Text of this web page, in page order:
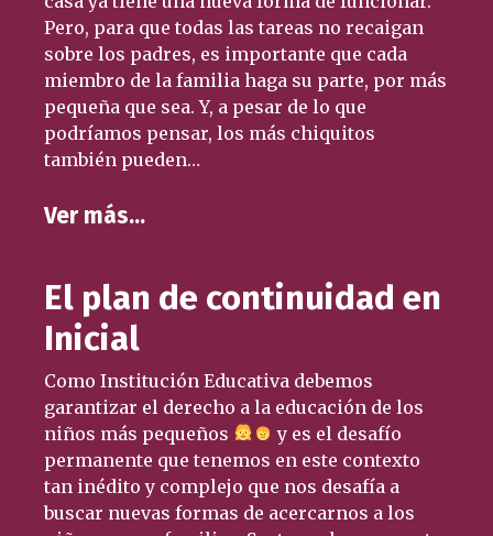
Pero, para que todas las tareas no recaigan
sobre los padres, es importante que cada
miembro de la familia haga su parte, por más
pequeña que sea. Y, a pesar de lo que
podríamos pensar, los más chiquitos
también pueden…
Ver más…
El plan de continuidad en
Inicial
Como Institución Educativa debemos
garantizar el derecho a la educación de los
niños más pequeños
y es el desafío
permanente que tenemos en este contexto
tan inédito y complejo que nos desafía a
buscar nuevas formas de acercarnos a los